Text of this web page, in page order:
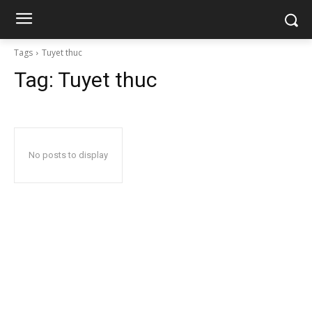
Tags Tuyet thuc
Tag: Tuyet thuc
No posts to display